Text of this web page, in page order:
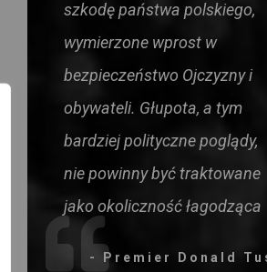
szkodę państwa polskiego,
wymierzone wprost w
bezpieczeństwo Ojczyzny i
obywateli. Głupota, a tym
bardziej polityczne poglądy,
nie powinny być traktowane
jako okoliczność łagodząca
- Premier Donald